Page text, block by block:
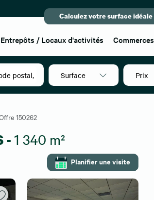
Calculez votre surface idéale
Entrepôts / Locaux d'activités Commerces
Surface Prix
150262
-1 340 m²
Planifier une visite